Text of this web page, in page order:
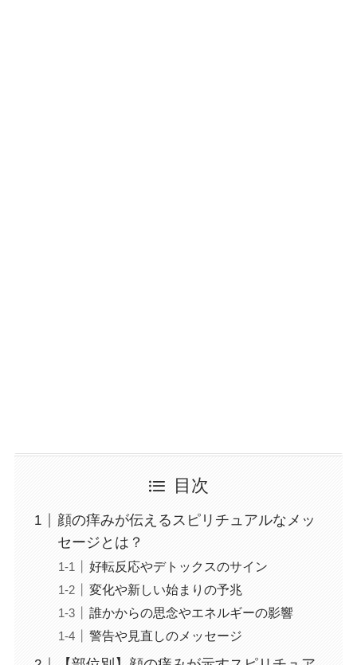
目次
顔の痒みが伝えるスピリチュアルなメッ
セージとは？
好転反応やデトックスのサイン
変化や新しい始まりの予兆
誰かからの思念やエネルギーの影響
警告や見直しのメッセージ